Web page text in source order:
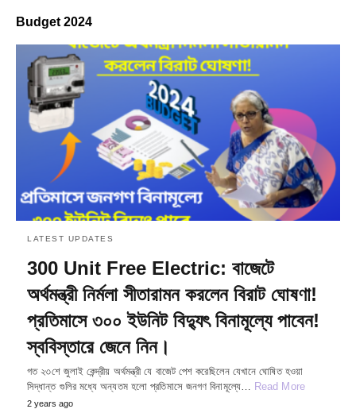
Budget 2024
LATEST UPDATES
300 Unit Free Electric: বাজেটে
অর্থমন্ত্রী নির্মলা সীতারামন করলেন বিরাট ঘোষণা!
প্রতিমাসে ৩০০ ইউনিট বিদ্যুৎ বিনামূল্যে পাবেন!
স্ববিস্তারে জেনে নিন।
গত ২৩শে জুলাই কেন্দ্রীয় অর্থমন্ত্রী যে বাজেট পেশ করেছিলেন যেখানে ঘোষিত হওয়া
সিদ্ধান্ত গুলির মধ্যে অন্যতম হলো প্রতিমাসে জনগণ বিনামূল্যে… Read More
2 years ago